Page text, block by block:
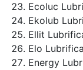
Ecoluc
Ekolub
Ellit
Elo
Energy